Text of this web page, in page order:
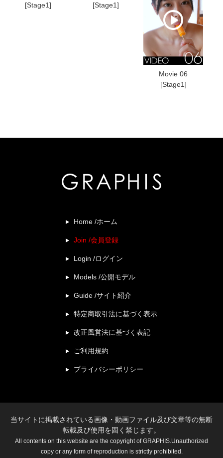
[Stage1]
[Stage1]
Movie 06
[Stage1]
Home /ホーム
Join /会員登録
Login /ログイン
Models /公開モデル
Guide /サイト紹介
特定商取引法に基づく表示
改正風営法に基づく表記
ご利用規約
プライバシーポリシー
当サイトに掲載されている画像・動画ファイル及び文章等の無断
転載及び使用を固く禁じます。
All contents on this website are the copyright of GRAPHIS.Unauthorized
copy or any form of reproduction is strictly prohibited.